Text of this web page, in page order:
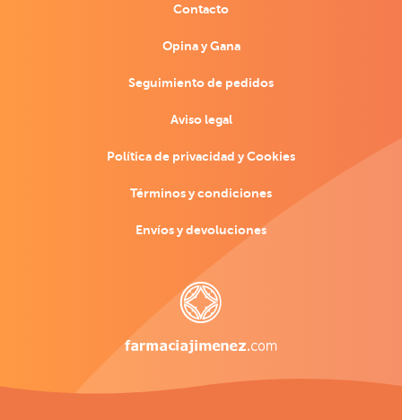
Contacto
Opina y Gana
Seguimiento de pedidos
Aviso legal
Política de privacidad y Cookies
Términos y condiciones
Envíos y devoluciones